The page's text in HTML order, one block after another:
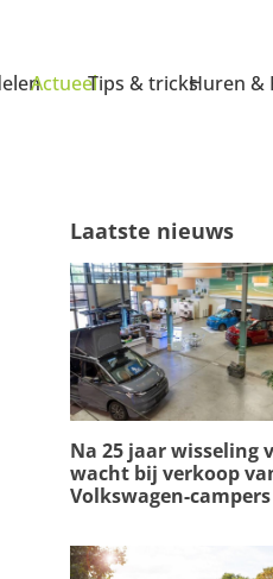
ActueelTips & tricksHuren &
Laatste nieuws
Na 25 jaar wisseling
wacht bij verkoop
Volkswagen-campers